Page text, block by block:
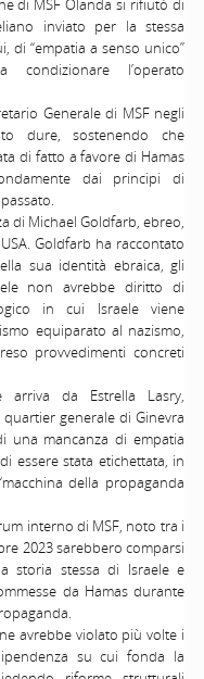
di MSF Olanda si rifiutò di
inviato per la stessa
di “empatia a senso unico”
l’operato
Generale di MSF negli
dure, sostenendo che
di fatto a favore di Hamas
dai principi di
di Michael Goldfarb, ebreo,
Goldfarb ha raccontato
sua identità ebraica, gli
non avrebbe diritto di
in cui Israele viene
equiparato al nazismo,
provvedimenti concreti
arriva da Estrella Lasry,
generale di Ginevra
mancanza di empatia
essere stata etichettata, in
della propaganda
interno di MSF, noto tra i
2023 sarebbero comparsi
storia stessa di Israele e
da Hamas durante
avrebbe violato più volte i
su cui fonda la